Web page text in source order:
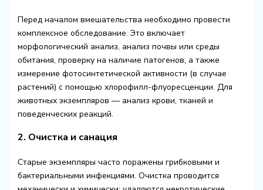
Перед началом вмешательства необходимо провести
комплексное обследование. Это включает
морфологический анализ, анализ почвы или среды
обитания, проверку на наличие патогенов, а также
измерение фотосинтетической активности (в случае
растений) с помощью хлорофилл-флуоресценции. Для
животных экземпляров — анализ крови, тканей и
поведенческих реакций.
2. Очистка и санация
Старые экземпляры часто поражены грибковыми и
бактериальными инфекциями. Очистка проводится